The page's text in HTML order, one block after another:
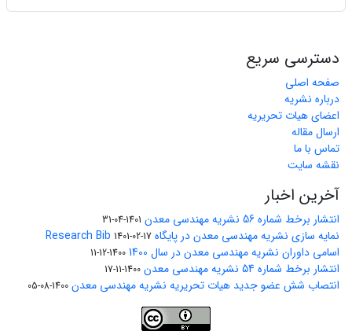
دسترسی سریع
صفحه اصلی
درباره نشریه
اعضای هیات تحریریه
ارسال مقاله
تماس با ما
نقشه سایت
آخرین اخبار
انتشار برخط شماره 56 نشریه مهندسی معدن 1401-04-31
نمایه سازی نشریه مهندسی معدن در پایگاه Research Bib 1401-02-17
اسامی داوران نشریه مهندسی معدن در سال 1400 1400-12-11
انتشار برخط شماره 54 نشریه مهندسی معدن 1400-11-17
انتصاب شش عضو جدید هیات تحریریه نشریه مهندسی معدن 1400-08-05